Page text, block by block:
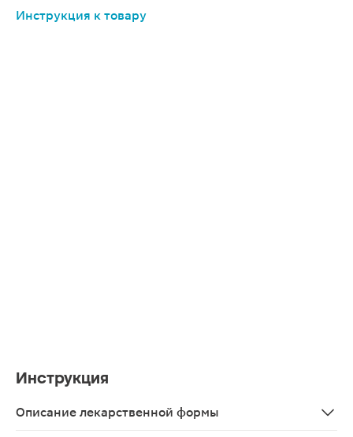
Инструкция к товару
Инструкция
Описание лекарственной формы